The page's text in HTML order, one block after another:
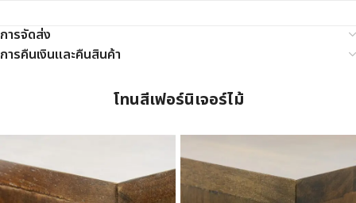
การจัดส่ง
การคืนเงินและคืนสินค้า
โทนสีเฟอร์นิเจอร์ไม้